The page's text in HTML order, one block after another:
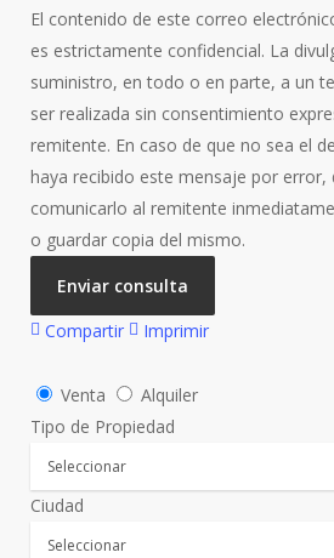
El contenido de este correo
es estrictamente confidencial. La
suministro, en todo o en parte, a un
ser realizada sin consentimiento
remitente. En caso de que no sea el
haya recibido este mensaje por error,
comunicarlo al remitente
o guardar copia del mismo.
Enviar consulta
Compartir
Imprimir
Venta
Alquiler
Tipo de Propiedad
Ciudad